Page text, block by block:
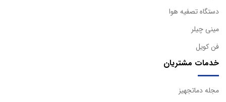
دستگاه تصفيه هوا
مینی چیلر
فن کویل
خدمات مشتریان
مجله دماتجهیز